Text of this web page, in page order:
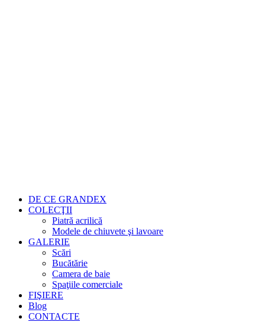
DE CE GRANDEX
COLECŢII
Piatră acrilică
Modele de chiuvete şi lavoare
GALERIE
Scări
Bucătărie
Camera de baie
Spaţiile comerciale
FIŞIERE
Blog
CONTACTE